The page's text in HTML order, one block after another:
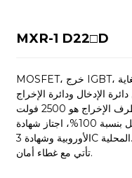
MXR-1 D22□D
اختبار الشيخوخة الحالي للحمل بنسبة 100%، اجتاز شهادة CE
الأوروبية وشهادة 3C المحلية.
تأتي مع غطاء أمان.